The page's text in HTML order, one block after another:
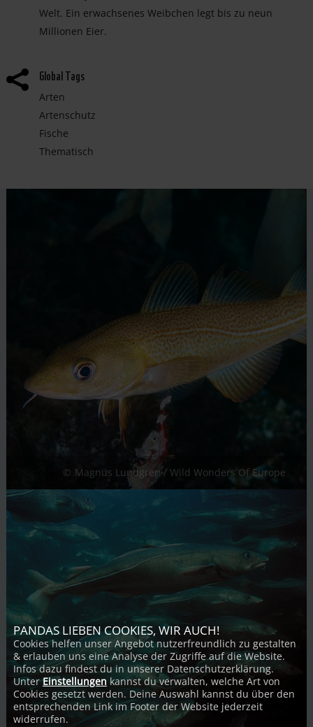
Welt. Ein erwachsenes Weibchen legt bis zu neun
Millionen Eier.
 Global Tags
Arten
Artenschutz
Fische
Thematisch
Magnus Lundgren / Wild Wonders Of Europe
PANDAS LIEBEN COOKIES, WIR AUCH!
Cookies helfen unser Angebot nutzerfreundlich zu gestalten
& erlauben uns eine Analyse der Zugriffe auf die Website.
Infos dazu findest du in unserer Datenschutzerklärung.
UnterEinstellungen kannst du verwalten, welche Art von
Cookies gesetzt werden. Deine Auswahl kannst du über den
entsprechenden Link im Footer der Website jederzeit
widerrufen.